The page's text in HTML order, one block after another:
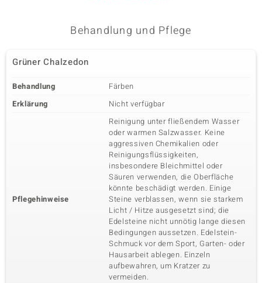
Edelsteinvarietät
Süßwasserzuchtperle
Schliff Fassung
Zirkon
Anzahl und Größe
28 à 1,5 mm
Schliff
Rundschliff
Herkunft
Kambodscha
Behandlung und Pflege
Grüner Chalzedon
Behandlung
Färben
Erklärung
Nicht verfügbar
Pflegehinweise
Reinigung unter fließendem Wasser
oder warmen Salzwasser. Keine
aggressiven Chemikalien oder
Reinigungsflüssigkeiten,
insbesondere Bleichmittel oder
Säuren verwenden, die Oberfläche
könnte beschädigt werden. Einige
Steine verblassen, wenn sie starkem
Licht / Hitze ausgesetzt sind; die
Edelsteine nicht unnötig lange diesen
Bedingungen aussetzen. Edelstein-
Schmuck vor dem Sport, Garten- oder
Hausarbeit ablegen. Einzeln
aufbewahren, um Kratzer zu
vermeiden.